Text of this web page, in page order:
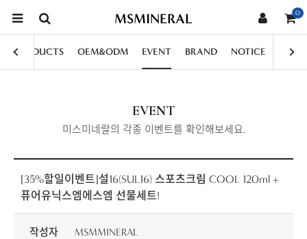
MSMINERAL 0
PRODUCTS OEM&ODM EVENT BRAND NOTICE
EVENT
미스미네랄의 각종 이벤트를 확인해보세요.
[35%할일이벤트]설16(SUL16) 스포츠크림 COOL 120ml +
퓨어유닉스엠에스엠 선물세트!
작성자
MSMMINERAL